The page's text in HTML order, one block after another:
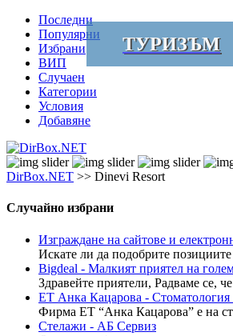
Последни
Популярни
Избрани
ВИП
Случаен
Категории
Условия
Добавяне
ТУРИЗЪМ
DirBox.NET >> Dinevi Resort
Случайно избрани
Изграждане на сайтове и
Искате ли да подобрите
Bigdeal - Малкият приятел на
Здравейте приятели, Радваме се,
ЕТ Анка Кацарова - Стоматология
Фирма ЕТ “Анка Кацарова” е на
Стелажи - АБ Сервиз